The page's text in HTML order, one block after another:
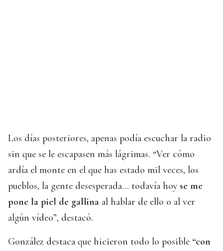
Los días posteriores, apenas podía escuchar la radio
sin que se le escapasen más lágrimas. “Ver cómo
ardía el monte en el que has estado mil veces, los
pueblos, la gente desesperada… todavía hoy se me
pone la piel de gallina al hablar de ello o al ver
algún vídeo”, destacó.
González destaca que hicieron todo lo posible “con